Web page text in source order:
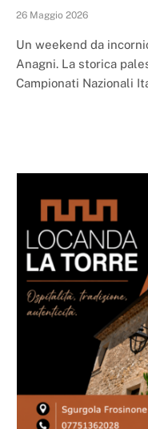
26 Maggio 2026
Un weekend da
Anagni. La storica
Campionati Nazionali